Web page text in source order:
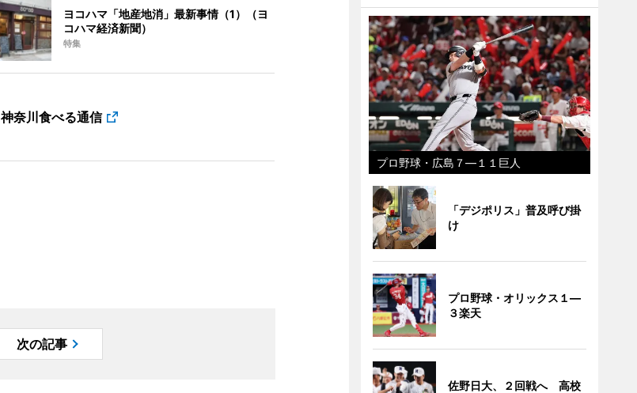
ヨコハマ「地産地消」最新事情（1）（ヨ
コハマ経済新聞）
特集
神奈川食べる通信
次の記事
プロ野球・広島７―１１巨人
「デジポリス」普及呼び掛
け
プロ野球・オリックス１―
３楽天
佐野日大、２回戦へ 高校